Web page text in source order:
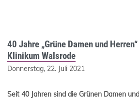
40 Jahre „Grüne Damen und
Klinikum Walsrode
Donnerstag, 22. Juli 2021
Seit 40 Jahren sind die Grünen Damen